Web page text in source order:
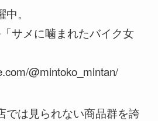
。
サメに噛まれたバイク女
@mintoko_mintan/
では見られない商品群を誇